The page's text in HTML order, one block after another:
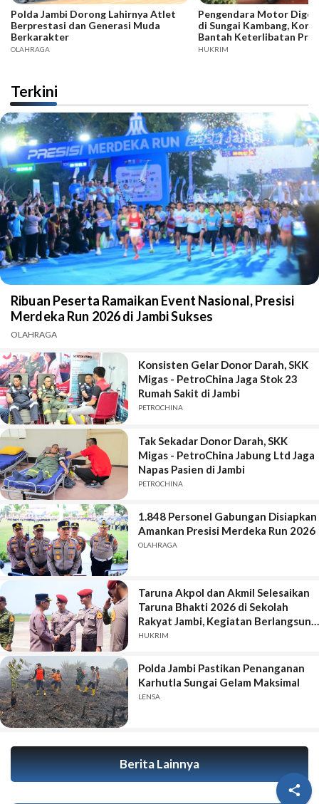

Polda Jambi Dorong Lahirnya Atlet
Berprestasi dan Generasi Muda
Berkarakter
OLAHRAGA
Pengendara Motor
di Sungai Kambang,
Bantah Keterlibatan
HUKRIM
Terkini
Ribuan Peserta Ramaikan Event Nasional, Presisi
Merdeka Run 2026 di Jambi Sukses
OLAHRAGA
Konsisten Gelar Donor Darah, SKK
Migas - PetroChina Jaga Stok 23
Rumah Sakit di Jambi
PETROCHINA
Tak Sekadar Donor Darah, SKK
Migas - PetroChina Jabung Ltd Jaga
Napas Pasien di Jambi
PETROCHINA
1.848 Personel Gabungan Disiapkan
Amankan Presisi Merdeka Run 2026
OLAHRAGA
Taruna Akpol dan Akmil Selesaikan
Taruna Bhakti 2026 di Sekolah
Rakyat Jambi, Kegiatan Berlangsung
Aman dan Lancar
HUKRIM
Polda Jambi Pastikan Penanganan
Karhutla Sungai Gelam Maksimal
LENSA
Berita Lainnya